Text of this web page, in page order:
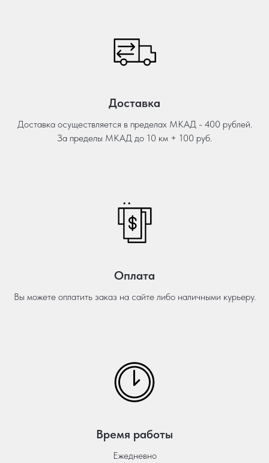
Доставка
Доставка осуществляется в пределах МКАД - 400 рублей.
За пределы МКАД до 10 км + 100 руб.
Оплата
Вы можете оплатить заказ на сайте либо наличными курьеру.
Время работы
Ежедневно